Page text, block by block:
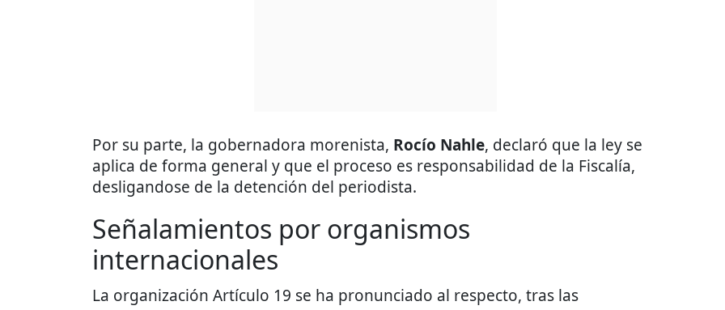
Por su parte, la gobernadora morenista, Rocío Nahle, declaró que la ley se
aplica de forma general y que el proceso es responsabilidad de la Fiscalía,
desligandose de la detención del periodista.
Señalamientos por organismos
internacionales
La organización Artículo 19 se ha pronunciado al respecto, tras las